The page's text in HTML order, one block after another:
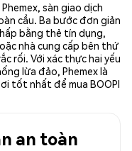
sàn giao dịch
cầu. Ba bước đơn giản
bằng thẻ tín dụng,
nhà cung cấp bên thứ
rối. Với xác thực hai yếu
lừa đảo, Phemex là
tốt nhất để mua BOOPI
an toàn